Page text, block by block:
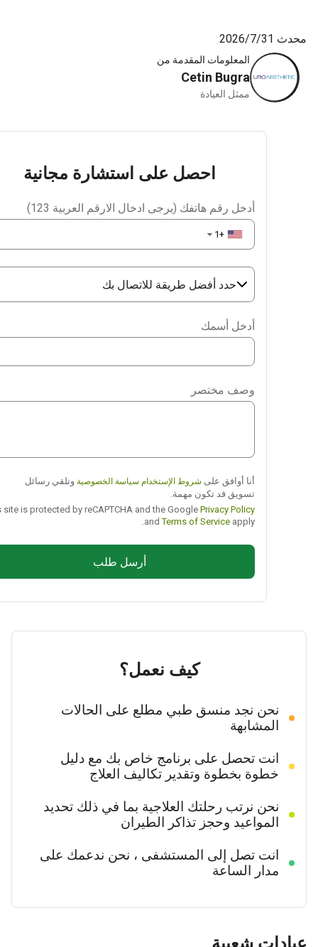
المعلومات المقدمة من
Cetin Bugra
ممثل العيادة
2026
احصل على استشارة مجانية
أدخل رقم هاتفك (يرجى ادخال الارقم العربية 123)
▼
حدد أفضل طريقة للاتصال بك
Phone
Telegram
أدخل أسمك
وصف مختصر
أنا أوافق علىشروط الإستخدام سياسة الخصوصيةوتلقي رسائل
تسويق قد تكون مهمة.
This site is protected by reCAPTCHA and the Google Privacy Policy
andTerms of Service
أرسل طلب
كيف نعمل؟
نحن نجد منسق طبي مطلع على الحالات
المشابهة
انت تحصل على برنامج خاص بك مع دليل
خطوة بخطوة وتقدير تكاليف العلاج
نحن نرتب رحلتك العلاجية بما في ذلك تحديد
المواعيد وحجز تذاكر الطيران
انت تصل إلى المستشفى ، نحن ندعمك على
مدار الساعة